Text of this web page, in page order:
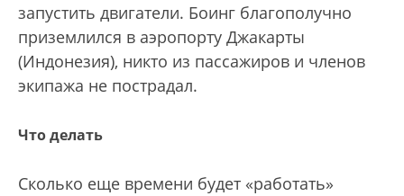
запустить двигатели. Боинг благополучно
приземлился в аэропорту Джакарты
(Индонезия), никто из пассажиров и членов
экипажа не пострадал.
Что делать
Сколько еще времени будет «работать»